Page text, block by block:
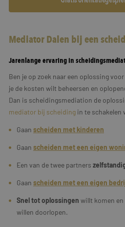
Mediator Dalen bij een
Jarenlange ervaring in
Ben je op zoek naar een oplossing
je de kosten wilt beheersen en
Dan is scheidingsmediation de
mediator bij scheiding in te schakelen
Gaan scheiden met kinderen
Gaan scheiden met een eigen
Een van de twee partners
Gaan scheiden met een eigen
Snel tot oplossingen willt komen en
willen doorlopen.